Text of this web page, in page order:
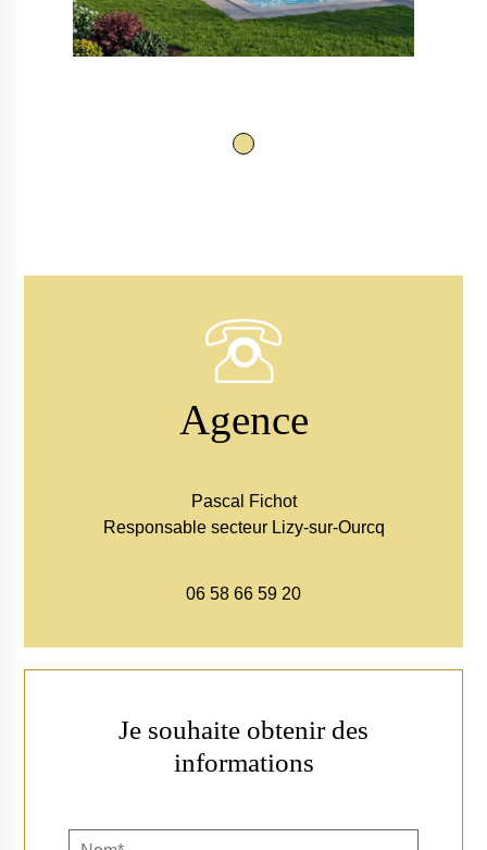
Agence
Pascal Fichot
Responsable secteur Lizy-sur-Ourcq
06 58 66 59 20
Je souhaite obtenir des
informations